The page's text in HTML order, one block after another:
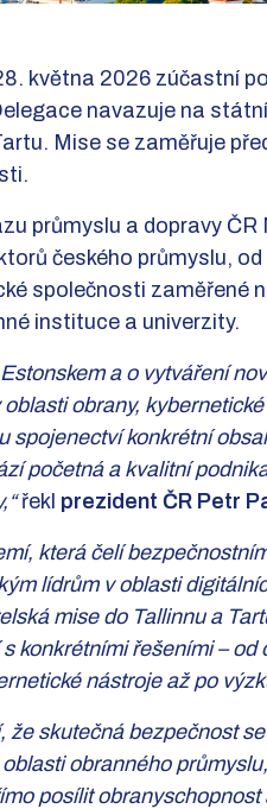
května 2026 zúčastní
navazuje na
Mise se zaměřuje
průmyslu a dopravy ČR
českého průmyslu,
společnosti zaměřené
instituce a univerzity.
a o vytváření
obrany,
spojenectví konkrétní
početná a kvalitní
řekl prezident ČR Petr
která čelí
lídrům v oblasti
mise do Tallinnu a
konkrétními řešeními – od
nástroje až po
skutečná bezpečnost
obranného
posílit obranyschopnost